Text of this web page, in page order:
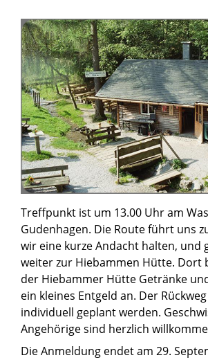
Treffpunkt ist um 13.00 Uhr am
Gudenhagen. Die Route führt uns
wir eine kurze Andacht halten, und
weiter zur Hiebammen Hütte. Dort
der Hiebammer Hütte Getränke
ein kleines Entgeld an. Der
individuell geplant werden.
Angehörige sind herzlich
Die Anmeldung endet am 29.